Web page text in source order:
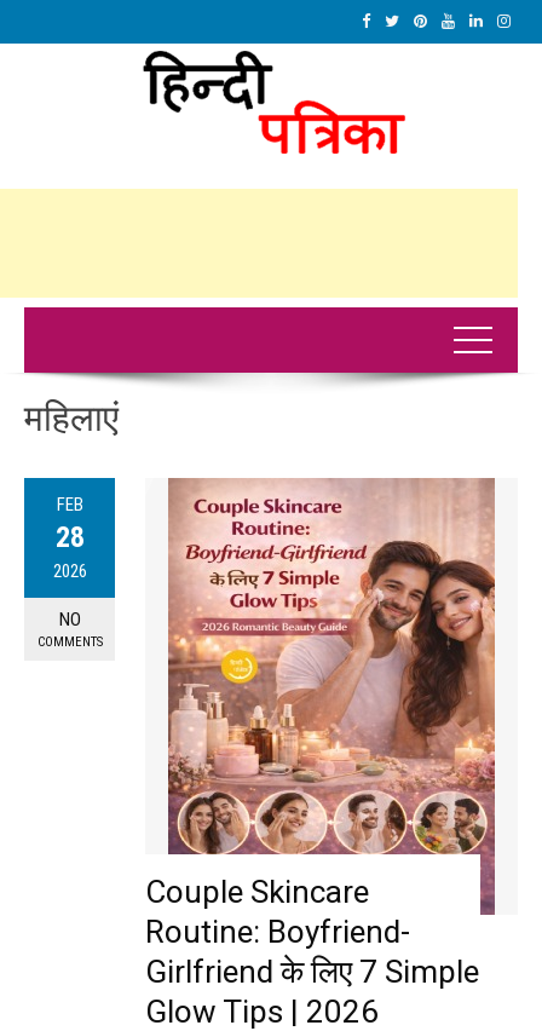
महिलाएं
FEB
28
2026
NO
COMMENTS
Couple Skincare
Routine: Boyfriend-
Girlfriend के लिए 7 Simple
Glow Tips | 2026